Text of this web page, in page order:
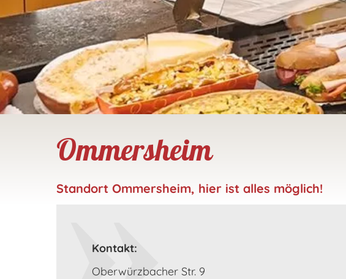
Ommersheim
Standort Ommersheim, hier ist alles möglich!
Kontakt:
Oberwürzbacher Str. 9